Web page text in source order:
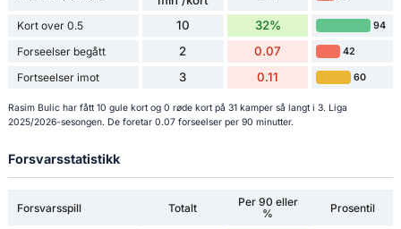
Kort over 0.5 10 32% 94
Forseelser begått 2 0.07 42
Fortseelser imot 3 0.11 60
Rasim Bulic har fått 10 gule kort og 0 røde kort på 31 kamper så langt i 3. Liga
2025/2026-sesongen. De foretar 0.07 forseelser per 90 minutter.
Forsvarsstatistikk
Forsvarsspill Totalt
Per 90 eller
%
Prosentil